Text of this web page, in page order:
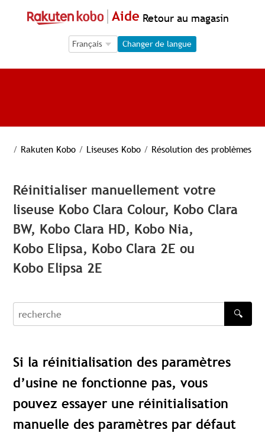
Aide Retour au magasin
Language Selection
Language Selection
Changer de langue
/ Rakuten Kobo / Liseuses Kobo / Résolution des problèmes
Réinitialiser manuellement votre
liseuse Kobo Clara Colour, Kobo Clara
BW, Kobo Clara HD, Kobo Nia,
Kobo Elipsa, Kobo Clara 2E ou
Kobo Elipsa 2E
recherche
🔍
Si la réinitialisation des paramètres
d’usine ne fonctionne pas, vous
pouvez essayer une réinitialisation
manuelle des paramètres par défaut